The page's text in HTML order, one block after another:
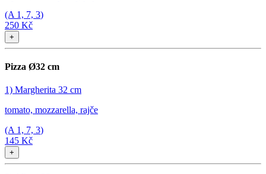
(A 1, 7, 3)
250 Kč
+
Pizza Ø32 cm
1) Margherita 32 cm
tomato, mozzarella, rajče
(A 1, 7, 3)
145 Kč
+